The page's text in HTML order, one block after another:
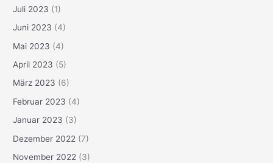
Juli 2023 (1)
Juni 2023 (4)
Mai 2023 (4)
April 2023 (5)
März 2023 (6)
Februar 2023 (4)
Januar 2023 (3)
Dezember 2022 (7)
November 2022 (3)